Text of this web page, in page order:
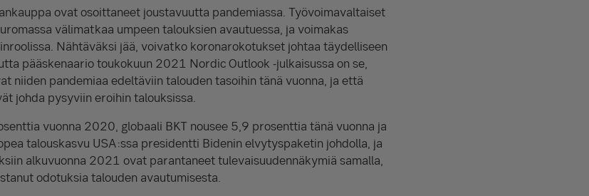
ovat osoittaneet joustavuutta pandemiassa. Työvoimavaltaiset
välimatkaa umpeen talouksien avautuessa, ja voimakas
Nähtäväksi jää, voivatko koronarokotukset johtaa täydelliseen
pääskenaario toukokuun 2021 Nordic Outlook -julkaisussa on se,
niiden pandemiaa edeltäviin talouden tasoihin tänä vuonna, ja että
johda pysyviin eroihin talouksissa.
vuonna 2020, globaali BKT nousee 5,9 prosenttia tänä vuonna ja
talouskasvu USA:ssa presidentti Bidenin elvytyspaketin johdolla, ja
alkuvuonna 2021 ovat parantaneet tulevaisuudennäkymiä samalla,
odotuksia talouden avautumisesta.